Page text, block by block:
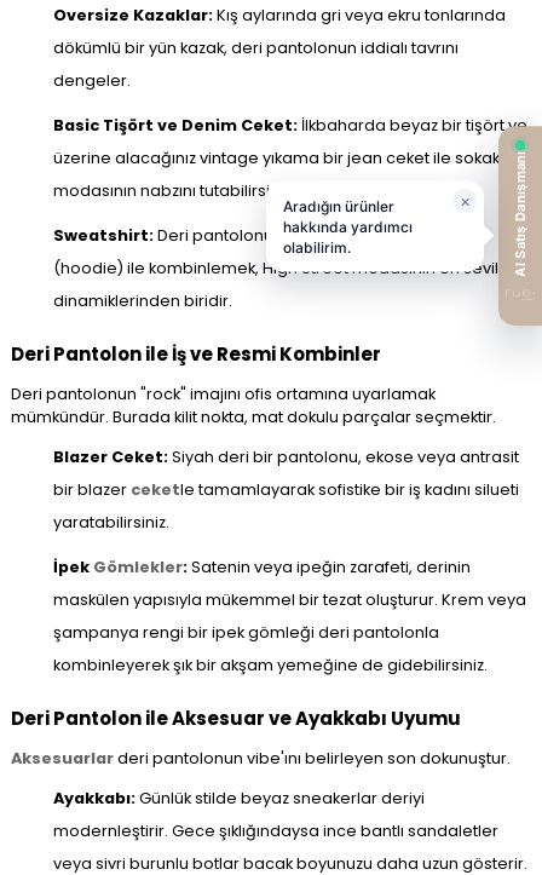
Oversize Kazaklar:Kış aylarında gri veya ekru tonlarında
dökümlü bir yün kazak, deri pantolonun iddialı tavrını
dengeler.
Basic Tişört ve Denim Ceket:İlkbaharda beyaz bir tişört ve
üzerine alacağınız vintage yıkama bir jean ceket ile sokak
modasının nabzını tutabilirsiniz.
Sweatshirt:Deri pantolonu kapüşonlu bir sweatshirt
(hoodie) ile kombinlemek, High Street modasının en sevilen
dinamiklerinden biridir.
Deri Pantolon ile İş ve Resmi Kombinler
Deri pantolonun "rock" imajını ofis ortamına uyarlamak
mümkündür. Burada kilit nokta, mat dokulu parçalar seçmektir.
Blazer Ceket:Siyah deri bir pantolonu, ekose veya antrasit
bir blazer ceketle tamamlayarak sofistike bir iş kadını silueti
yaratabilirsiniz.
İpek Gömlekler:Satenin veya ipeğin zarafeti, derinin
maskülen yapısıyla mükemmel bir tezat oluşturur. Krem veya
şampanya rengi bir ipek gömleği deri pantolonla
kombinleyerek şık bir akşam yemeğine de gidebilirsiniz.
Deri Pantolon ile Aksesuar ve Ayakkabı Uyumu
Aksesuarlarderi pantolonun vibe'ını belirleyen son dokunuştur.
Ayakkabı:Günlük stilde beyaz sneakerlar deriyi
modernleştirir. Gece şıklığındaysa ince bantlı sandaletler
veya sivri burunlu botlar bacak boyunuzu daha uzun gösterir.